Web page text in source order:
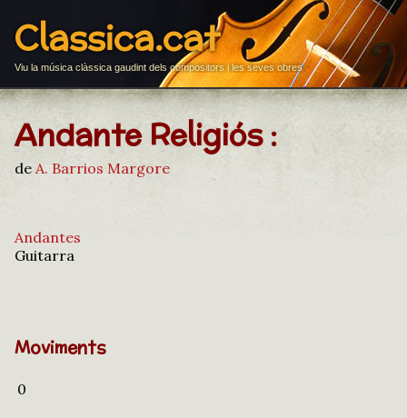
Classica.cat
Viu la música clàssica gaudint dels compositors i les seves obres
Andante Religiós :
de A. Barrios Margore
Andantes
Guitarra
Moviments
0